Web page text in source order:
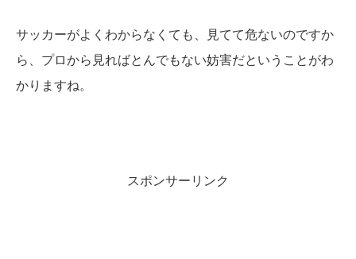
サッカーがよくわからなくても、見てて危ないのですか
ら、プロから見ればとんでもない妨害だということがわ
かりますね。
スポンサーリンク